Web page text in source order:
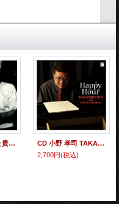
コンボで熱演した貴重盤 2枚組CD DON MENZA SEXTET ドン・メンザ・セクステット / LIVE AT CARMELO'S (2CD)
CD 小野 孝司 TAKASHI ONO / HAPPY HOUR ハッピー・アワー
2,700円(税込)